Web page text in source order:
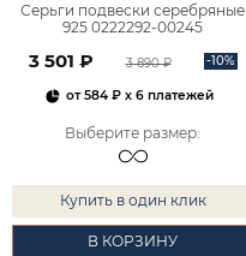
Серьги подвески серебряные
925 0222292-00245
3 501 ₽ 3 890 ₽ -10%
от584 ₽ x 6 платежей
Выберите размер:
Купить в один клик
В КОРЗИНУ